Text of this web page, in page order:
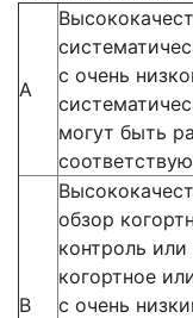
А
с очень
могут быть
В
обзор
контроль
когортное
с очень